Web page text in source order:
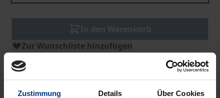
Zustimmung Details Über Cookies
Zur Wunschliste hinzufügen
Hinweise zu Versandkosten